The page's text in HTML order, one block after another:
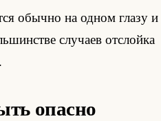
обычно на одном глазу и
случаев отслойка
опасно